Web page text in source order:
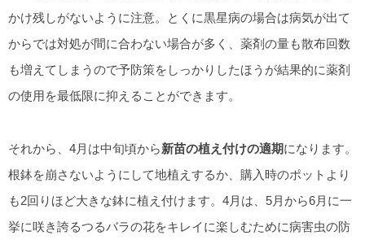
かけ残しがないように注意。とくに黒星病の場合は病気が出て
からでは対処が間に合わない場合が多く、薬剤の量も散布回数
も増えてしまうので予防策をしっかりしたほうが結果的に薬剤
の使用を最低限に抑えることができます。
それから、4月は中旬頃から新苗の植え付けの適期になります。
根鉢を崩さないようにして地植えするか、購入時のポットより
も2回りほど大きな鉢に植え付けます。4月は、5月から6月に一
挙に咲き誇るつるバラの花をキレイに楽しむために病害虫の防